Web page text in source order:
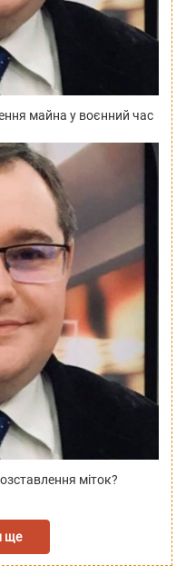
майна у воєнний час
міток?
ще